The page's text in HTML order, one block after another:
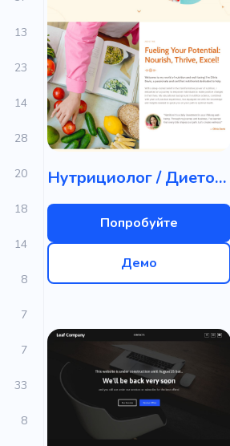
13
23
14
28
20
18
14
8
7
7
33
8
Нутрициолог / Диетолог
Попробуйте
Демо